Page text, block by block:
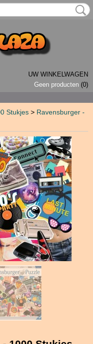
UW WINKELWAGEN
Geen producten (0)
Stukjes > Ravensburger -